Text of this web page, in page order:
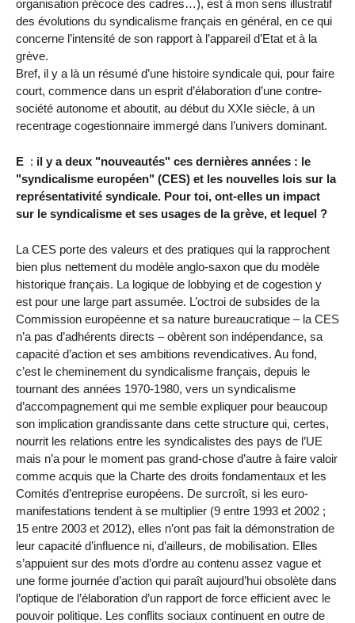
organisation précoce des cadres…), est à mon sens illustratif
des évolutions du syndicalisme français en général, en ce qui
concerne l’intensité de son rapport à l’appareil d’Etat et à la
grève.
Bref, il y a là un résumé d’une histoire syndicale qui, pour faire
court, commence dans un esprit d’élaboration d’une contre-
société autonome et aboutit, au début du XXIe siècle, à un
recentrage cogestionnaire immergé dans l’univers dominant.
E : il y a deux "nouveautés" ces dernières années : le
"syndicalisme européen" (CES) et les nouvelles lois sur la
représentativité syndicale. Pour toi, ont-elles un impact
sur le syndicalisme et ses usages de la grève, et lequel ?
La CES porte des valeurs et des pratiques qui la rapprochent
bien plus nettement du modèle anglo-saxon que du modèle
historique français. La logique de lobbying et de cogestion y
est pour une large part assumée. L’octroi de subsides de la
Commission européenne et sa nature bureaucratique – la CES
n’a pas d’adhérents directs – obèrent son indépendance, sa
capacité d’action et ses ambitions revendicatives. Au fond,
c’est le cheminement du syndicalisme français, depuis le
tournant des années 1970-1980, vers un syndicalisme
d’accompagnement qui me semble expliquer pour beaucoup
son implication grandissante dans cette structure qui, certes,
nourrit les relations entre les syndicalistes des pays de l’UE
mais n’a pour le moment pas grand-chose d’autre à faire valoir
comme acquis que la Charte des droits fondamentaux et les
Comités d’entreprise européens. De surcroît, si les euro-
manifestations tendent à se multiplier (9 entre 1993 et 2002 ;
15 entre 2003 et 2012), elles n’ont pas fait la démonstration de
leur capacité d’influence ni, d’ailleurs, de mobilisation. Elles
s’appuient sur des mots d’ordre au contenu assez vague et
une forme journée d’action qui paraît aujourd’hui obsolète dans
l’optique de l’élaboration d’un rapport de force efficient avec le
pouvoir politique. Les conflits sociaux continuent en outre de